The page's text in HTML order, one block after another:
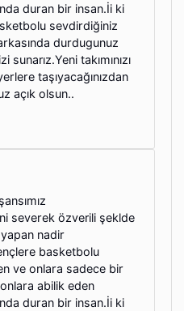
duran bir insan.İi ki
sevdirdiğiniz
durdugunuz
takımınızı
taşıyacağınızdan
açık olsun..
severek özverili şeklde
nadir
basketbolu
ve onlara sadece bir
abilik eden
duran bir insan.İi ki